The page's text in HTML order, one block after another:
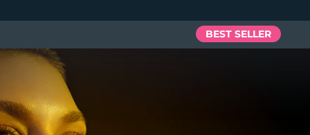
BEST SELLER